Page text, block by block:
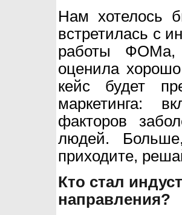
Нам хотелось
встретилась с
работы ФОМа,
оценила
кейс будет
маркетинга:
факторов
людей.
приходите,
Кто стал
направления?